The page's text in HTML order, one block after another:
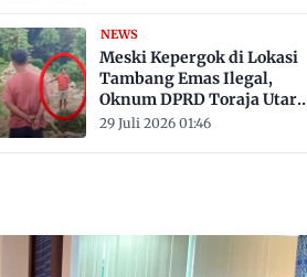
NEWS
Meski Kepergok di Lokasi
Tambang Emas Ilegal,
Oknum DPRD Toraja Utara
Belum Jadi Tersangka
29 Juli 2026 01:46